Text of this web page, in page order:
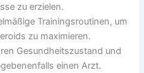
zu erzielen.
Trainingsroutinen, um
zu maximieren.
Gesundheitszustand und
einen Arzt.